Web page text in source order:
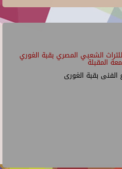
الشعبي المصري بقبة الغوري
المقبلة
الفنى بقبة الغورى